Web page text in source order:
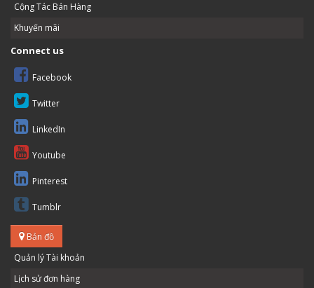
Cộng Tác Bán Hàng
Khuyến mãi
Connect us
Facebook
Twitter
LinkedIn
Youtube
Pinterest
Tumblr
Bản đồ
Quản lý Tài khoản
Lịch sử đơn hàng